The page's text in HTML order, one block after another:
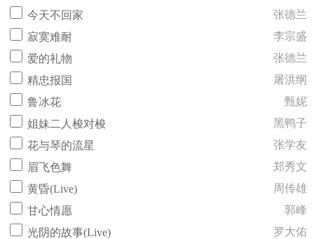
今天不回家
张德兰
寂寞难耐
李宗盛
爱的礼物
张德兰
精忠报国
屠洪纲
鲁冰花
甄妮
姐妹二人梭对梭
黑鸭子
花与琴的流星
张学友
眉飞色舞
郑秀文
黄昏(Live)
周传雄
甘心情愿
郭峰
光阴的故事(Live)
罗大佑